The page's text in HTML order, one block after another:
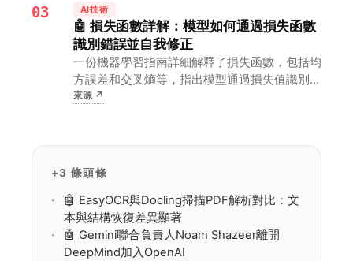
利…
03 AI技術
🤖 損失函數詳解：模型如何通過損失函數
識別錯誤並自我修正
一份機器學習指南詳細解釋了損失函數，包括均
方誤差和交叉熵等，指出模型通過損失值識別錯
誤並在訓練中自動調整參數。對AI開發者而言，
來源↗
+3 條頭條
🤖 EasyOCR與Docling掃描PDF解析對比：文
本與結構恢復差異顯著
🤖 Gemini聯合負責人Noam Shazeer離開
DeepMind加入OpenAI